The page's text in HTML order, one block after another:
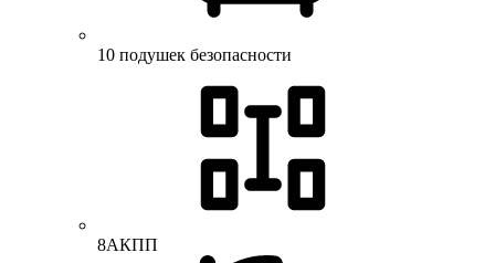
10 подушек безопасности
8АКПП